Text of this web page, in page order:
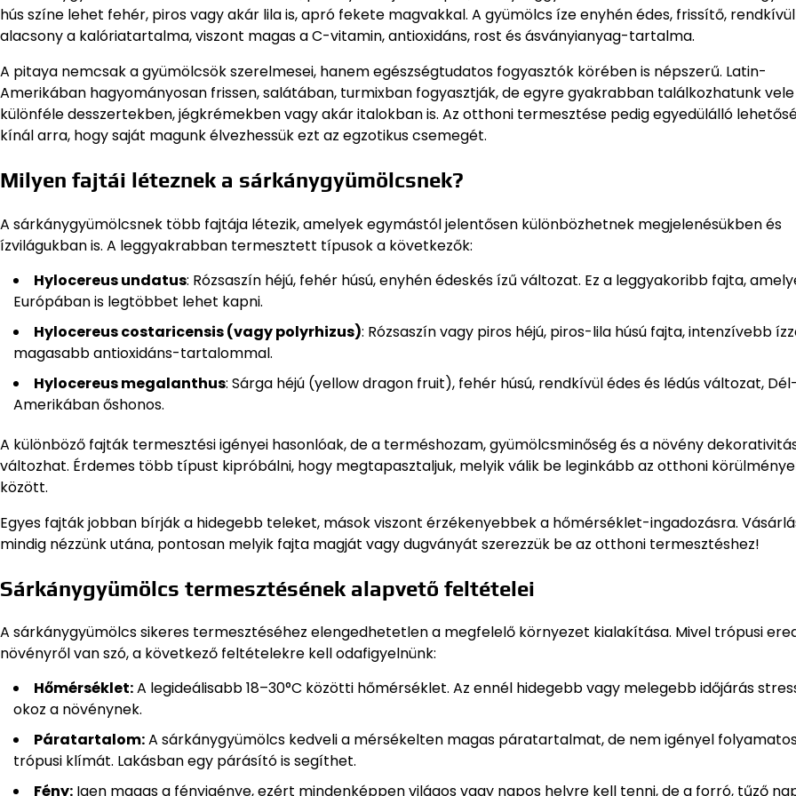
hús színe lehet fehér, piros vagy akár lila is, apró fekete magvakkal. A gyümölcs íze enyhén édes, frissítő, rendkívül
alacsony a kalóriatartalma, viszont magas a C-vitamin, antioxidáns, rost és ásványianyag-tartalma.
A pitaya nemcsak a gyümölcsök szerelmesei, hanem egészségtudatos fogyasztók körében is népszerű. Latin-
Amerikában hagyományosan frissen, salátában, turmixban fogyasztják, de egyre gyakrabban találkozhatunk vele
különféle desszertekben, jégkrémekben vagy akár italokban is. Az otthoni termesztése pedig egyedülálló
kínál arra, hogy saját magunk élvezhessük ezt az egzotikus csemegét.
Milyen fajtái léteznek a sárkánygyümölcsnek?
A sárkánygyümölcsnek több fajtája létezik, amelyek egymástól jelentősen különbözhetnek megjelenésükben és
ízvilágukban is. A leggyakrabban termesztett típusok a következők:
Hylocereus undatus: Rózsaszín héjú, fehér húsú, enyhén édeskés ízű változat. Ez a leggyakoribb fajta,
Európában is legtöbbet lehet kapni.
Hylocereus costaricensis (vagy polyrhizus): Rózsaszín vagy piros héjú, piros-lila húsú fajta, intenzívebb
magasabb antioxidáns-tartalommal.
Hylocereus megalanthus: Sárga héjú (yellow dragon fruit), fehér húsú, rendkívül édes és lédús változat, Dél-
Amerikában őshonos.
A különböző fajták termesztési igényei hasonlóak, de a terméshozam, gyümölcsminőség és a növény
változhat. Érdemes több típust kipróbálni, hogy megtapasztaljuk, melyik válik be leginkább az otthoni
között.
Egyes fajták jobban bírják a hidegebb teleket, mások viszont érzékenyebbek a hőmérséklet-ingadozásra.
mindig nézzünk utána, pontosan melyik fajta magját vagy dugványát szerezzük be az otthoni termesztéshez!
Sárkánygyümölcs termesztésének alapvető feltételei
A sárkánygyümölcs sikeres termesztéséhez elengedhetetlen a megfelelő környezet kialakítása. Mivel trópusi
növényről van szó, a következő feltételekre kell odafigyelnünk:
Hőmérséklet:A legideálisabb 18–30°C közötti hőmérséklet. Az ennél hidegebb vagy melegebb időjárás
okoz a növénynek.
Páratartalom:A sárkánygyümölcs kedveli a mérsékelten magas páratartalmat, de nem igényel
trópusi klímát. Lakásban egy párásító is segíthet.
Fény: Igen magas a fényigénye, ezért mindenképpen világos vagy napos helyre kell tenni, de a forró, tűző